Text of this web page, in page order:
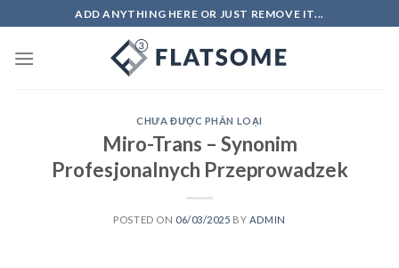
to
content
ADD ANYTHING HERE OR JUST REMOVE IT...
CHƯA ĐƯỢC PHÂN LOẠI
Miro-Trans – Synonim
Profesjonalnych Przeprowadzek
POSTED ON 06/03/2025 BY ADMIN